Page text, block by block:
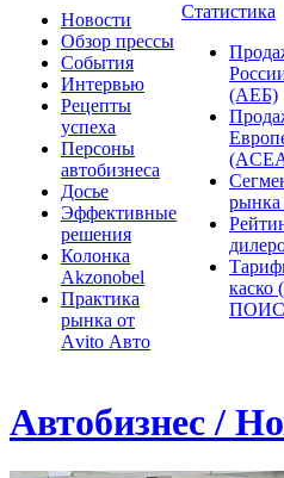
Новости
Обзор прессы
События
Интервью
Рецепты
успеха
Персоны
автобизнеса
Досье
Эффективные
решения
Колонка
Akzonobel
Практика
рынка от
Аvito Авто
Статистика
(АЕБ)
каско
Автобизнес /